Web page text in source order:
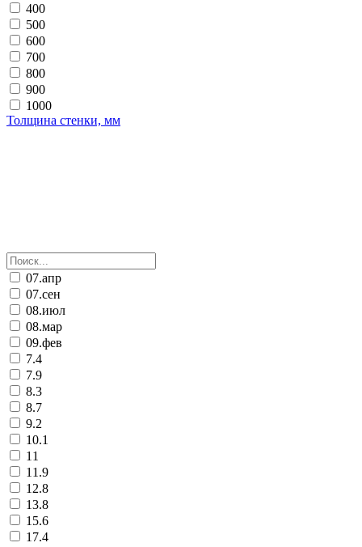
400
500
600
700
800
900
1000
Толщина стенки, мм
07.апр
07.сен
08.июл
08.мар
09.фев
7.4
7.9
8.3
8.7
9.2
10.1
11
11.9
12.8
13.8
15.6
17.4